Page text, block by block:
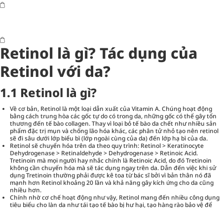
Retinol là gì? Tác dụng của
Retinol với da?
1.1 Retinol là gì?
Về cơ bản, Retinol là một loại dẫn xuất của Vitamin A. Chúng hoạt động
bằng cách trung hòa các gốc tự do có trong da, những gốc có thể gây tổn
thương đến tế bào collagen. Thay vì loại bỏ tế bào da chết như nhiều sản
phẩm đặc trị mụn và chống lão hóa khác, các phân tử nhỏ tạo nên retinol
sẽ đi sâu dưới lớp biểu bì (lớp ngoài cùng của da) đến lớp hạ bì của da.
Retinol sẽ chuyển hóa trên da theo quy trình: Retinol > Keratinocyte
Dehydrogenase > Retinaldehyde > Dehydrogenase > Retinoic Acid.
Tretinoin mà mọi người hay nhắc chính là Retinoic Acid, do đó Tretinoin
không cần chuyển hóa mà sẽ tác dụng ngay trên da. Dẫn đến việc khi sử
dụng Tretinoin thường phải được kê toa từ bác sĩ bởi vì bản thân nó đã
mạnh hơn Retinol khoảng 20 lần và khả năng gây kích ứng cho da cũng
nhiều hơn.
Chính nhờ cơ chế hoạt động như vậy, Retinol mang đến nhiều công dụng
tiêu biểu cho làn da như tái tạo tế bào bị hư hại, tạo hàng rào bảo vệ để